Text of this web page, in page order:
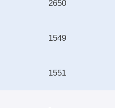
2650
1549
1551